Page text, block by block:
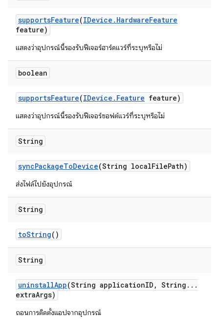
supportsFeature(IDevice . HardwareFeature
feature)
แสดงว่าอุปกรณ์นี้รองรับฟีเจอร์ฮาร์ดแวร์ที่ระบุหรือไม่
boolean
supportsFeature(IDevice . Feature feature)
แสดงว่าอุปกรณ์นี้รองรับฟีเจอร์ซอฟต์แวร์ที่ระบุหรือไม่
String
syncPackageToDevice(String localFilePath)
ส่งไฟล์ไปยังอุปกรณ์
String
toString()
String
uninstallApp(String applicationID , String . . .
extraArgs)
ถอนการติดตั้งแอปจากอุปกรณ์